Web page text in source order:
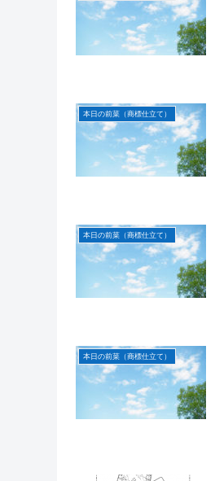
本日の前菜（商標仕立て）
本日の前菜（商標仕立て）
本日の前菜（商標仕立て）